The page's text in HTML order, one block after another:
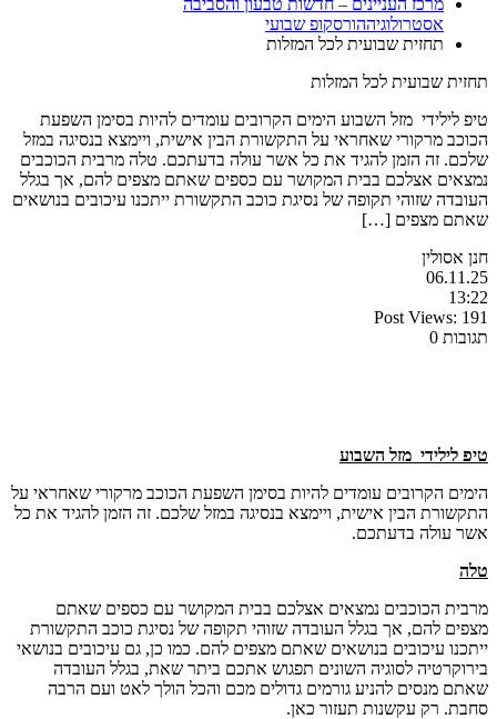
מרכז העניינים – חדשות טבעון והסביבה
אסטרולוגיההורסקופ שבועי
תחזית שבועית לכל המזלות
תחזית שבועית לכל המזלות
טיפ לילידי מזל השבוע הימים הקרובים עומדים להיות בסימן השפעת
הכוכב מרקורי שאחראי על התקשורת הבין אישית, ויימצא בנסיגה במזל
שלכם. זה הזמן להגיד את כל אשר עולה בדעתכם. טלה מרבית הכוכבים
נמצאים אצלכם בבית המקושר עם כספים שאתם מצפים להם, אך בגלל
העובדה שזוהי תקופה של נסיגת כוכב התקשורת ייתכנו עיכובים בנושאים
שאתם מצפים […]
חנן אסולין
06.11.25
13:22
Post Views: 191
תגובות 0
טיפ לילידי מזל השבוע
הימים הקרובים עומדים להיות בסימן השפעת הכוכב מרקורי שאחראי על
התקשורת הבין אישית, ויימצא בנסיגה במזל שלכם. זה הזמן להגיד את כל
אשר עולה בדעתכם.
טלה
מרבית הכוכבים נמצאים אצלכם בבית המקושר עם כספים שאתם
מצפים להם, אך בגלל העובדה שזוהי תקופה של נסיגת כוכב התקשורת
ייתכנו עיכובים בנושאים שאתם מצפים להם. כמו כן, גם עיכובים בנושאי
בירוקרטיה לסוגיה השונים תפגוש אתכם ביתר שאת, בגלל העובדה
שאתם מנסים להניע גורמים גדולים מכם והכל הולך לאט ועם הרבה
סחבת. רק עקשנות תעזור כאן.